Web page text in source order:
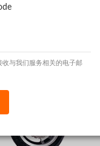
收与我们服务相关的电子邮